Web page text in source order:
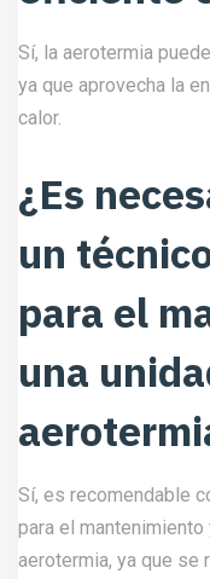
Sí, la aerotermia
ya que aprovecha la
calor.
¿Es
un
para el
una
Sí, es recomendable
para el mantenimiento
aerotermia, ya que se